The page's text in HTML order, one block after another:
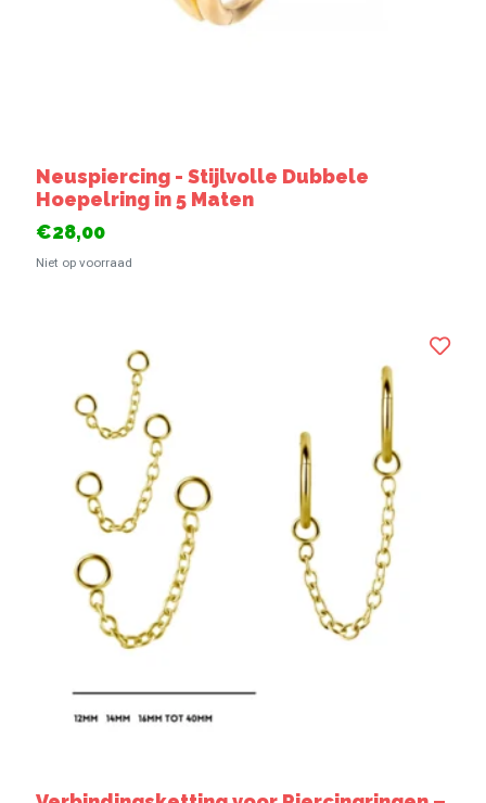
Neuspiercing - Stijlvolle Dubbele
Hoepelring in 5 Maten
€28,00
Niet op voorraad